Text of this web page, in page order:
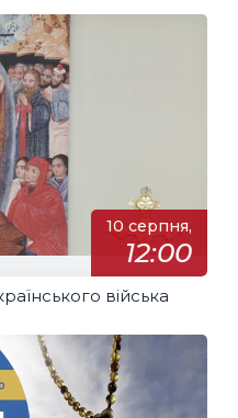
10 серпня,
12:00
війська